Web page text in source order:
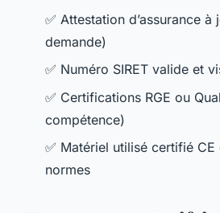
✅ Attestation d’assurance
demande)
✅ Numéro SIRET valide et
✅ Certifications RGE ou
compétence)
✅ Matériel utilisé certifié
normes